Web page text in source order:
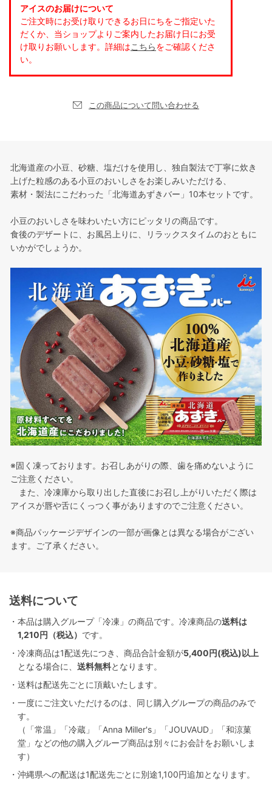
この商品について問い合わせる
北海道産の小豆、砂糖、塩だけを使用し、独自製法で丁寧に炊き
上げた粒感のある小豆のおいしさをお楽しみいただける、
素材・製法にこだわった「北海道あずきバー」10本セットです。
小豆のおいしさを味わいたい方にピッタリの商品です。
食後のデザートに、お風呂上りに、リラックスタイムのおともに
いかがでしょうか。
※固く凍っております。お召しあがりの際、歯を痛めないように
ご注意ください。
また、冷凍庫から取り出した直後にお召し上がりいただく際は
アイスが唇や舌にくっつく事がありますのでご注意ください。
※商品パッケージデザインの一部が画像とは異なる場合がござい
ます。ご了承ください。
送料について
・本品は購入グループ「冷凍」の商品です。冷凍商品の送料は
1,210円（税込） です。
・冷凍商品は1配送先につき、商品合計金額が5,400円(税込)以上
となる場合に、 送料無料となります。
・送料は配送先ごとに頂戴いたします。
・一度にご注文いただけるのは、同じ購入グループの商品のみで
す。
（「常温」「冷蔵」「Anna Miller's」「JOUVAUD」「和涼菓
堂」などの他の購入グループ商品は別々にお会計をお願いしま
す）
・沖縄県への配送は1配送先ごとに別途1,100円追加となります。
アイスのお届けについて
ご注文時にお受け取りできるお日にちをご指定いた
だくか、当ショップよりご案内したお届け日にお受
け取りお願いします。詳細はこちらをご確認くださ
い。